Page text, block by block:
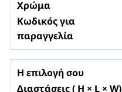
Χρώμα
Κωδικός για
παραγγελία
Η επιλογή σου
Διαστάσεις ( H × L × W)